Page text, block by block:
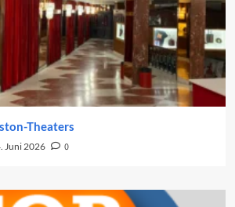
Theaters
Juni 2026 0